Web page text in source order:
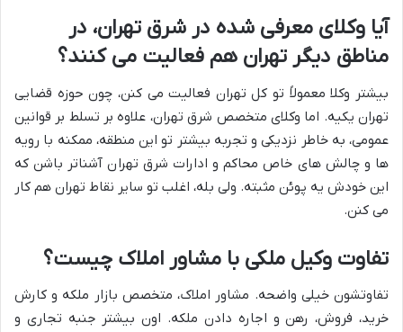
آیا وکلای معرفی شده در شرق تهران، در
مناطق دیگر تهران هم فعالیت می کنند؟
بیشتر وکلا معمولاً تو کل تهران فعالیت می کنن، چون حوزه قضایی
تهران یکیه. اما وکلای متخصص شرق تهران، علاوه بر تسلط بر قوانین
عمومی، به خاطر نزدیکی و تجربه بیشتر تو این منطقه، ممکنه با رویه
ها و چالش های خاص محاکم و ادارات شرق تهران آشناتر باشن که
این خودش یه پوئن مثبته. ولی بله، اغلب تو سایر نقاط تهران هم کار
می کنن.
تفاوت وکیل ملکی با مشاور املاک چیست؟
تفاوتشون خیلی واضحه. مشاور املاک، متخصص بازار ملکه و کارش
خرید، فروش، رهن و اجاره دادن ملکه. اون بیشتر جنبه تجاری و